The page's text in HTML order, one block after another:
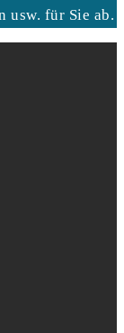
usw. für Sie ab.